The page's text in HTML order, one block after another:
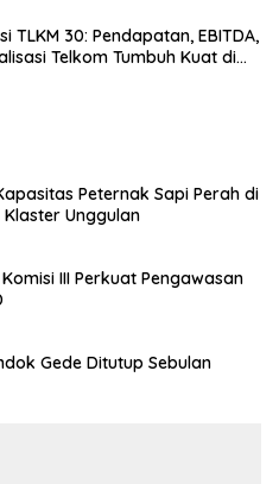
TLKM 30: Pendapatan, EBITDA,
Telkom Tumbuh Kuat di
Peternak Sapi Perah di
Unggulan
III Perkuat Pengawasan
Gede Ditutup Sebulan